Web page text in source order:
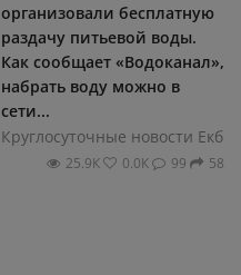
организовали бесплатную
раздачу питьевой воды.
Как сообщает «Водоканал»,
набрать воду можно в
сети...
Круглосуточные новости Екб
25.9К 0.0К 99 58